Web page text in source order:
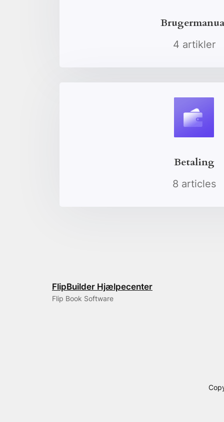
4 artikler
Betaling
8 articles
FlipBuilder Hjælpecenter
Flip Book Software